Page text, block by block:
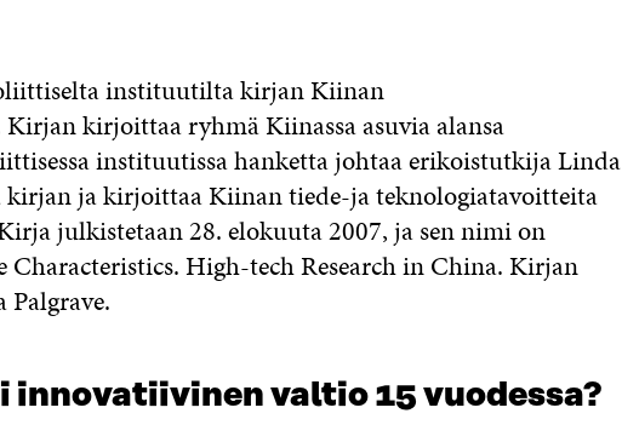
instituutilta kirjan Kiinan
kirjoittaa ryhmä Kiinassa asuvia alansa
instituutissa hanketta johtaa erikoistutkija Linda
kirjan ja kirjoittaa Kiinan tiede-ja teknologiatavoitteita
julkistetaan 28. elokuuta 2007, ja sen nimi on
High-tech Research in China. Kirjan
innovatiivinen valtio 15 vuodessa?